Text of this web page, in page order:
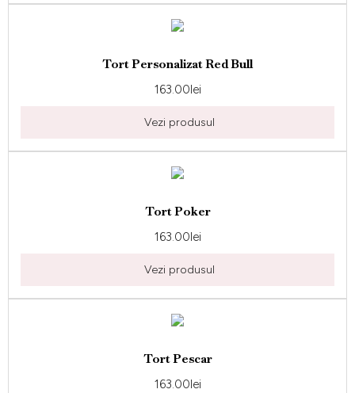
Tort Personalizat Red Bull
163.00lei
Vezi produsul
Tort Poker
163.00lei
Vezi produsul
Tort Pescar
163.00lei